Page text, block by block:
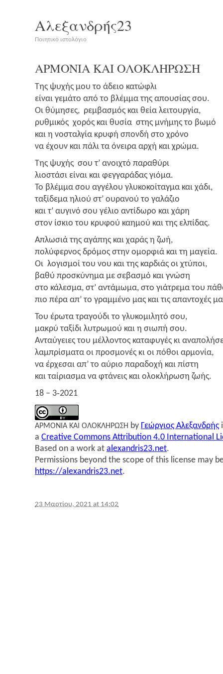
Αλεξανδρής23
Ποιητικό ιστολόγιο
ΑΡΜΟΝΙΑ ΚΑΙΟΛΟΚΛΗΡΩΣΗ
Της ψυχής μου το άδειο κατώ­φλι
είναι γεμά­το από το βλέμ­μα της απου­σί­ας σου.
Οι θύμη­σες, ρεμ­βα­σμός και θεία λει­τουρ­γία,
ρυθ­μι­κός χορός και θυσία στης μνή­μης το βωμό
και η νοσταλ­γία κρυ­φή σπον­δή στο χρό­νο
να έχουν και πάλι τα όνει­ρα αρχή και χρώμα.
Της ψυχής σου τ’ ανοι­χτό παρα­θύ­ρι
λιο­στά­σι είναι και φεγ­γα­ρά­δας γιό­μα.
Το βλέμ­μα σου αγγέ­λου γλυ­κο­κοί­ταγ­μα και χάδι,
ταξί­δε­μα ηλιού στ’ ουρα­νού το γαλά­ζιο
και τ’ αυγι­νό σου γέλιο αντί­δω­ρο και χάρη
στον ίσκιο του κρυ­φού καη­μού και της ελπίδας.
Απλω­σιά της αγά­πης και χαράς η ζωή,
πολύ­φερ­νος δρό­μος στην ομορ­φιά και τη μαγεία.
Οι λογι­σμοί του νου και της καρ­διάς οι χτύ­ποι,
βαθύ προ­σκύ­νη­μα με σεβα­σμό και γνώ­ση
στο κάλε­σμα, στ’ αντά­μω­μα, στο γιά­τρε­μα του
πιο πέρα απ’ το γραμ­μέ­νο μας και τις απα­ντο­χές
Του έρω­τα τρα­γού­δι το γλυ­κο­μι­λη­τό σου,
μακρύ ταξί­δι λυτρω­μού και η σιω­πή σου.
Ανταύ­γειες του μέλ­λο­ντος κατα­φυ­γές κι
λαμπρί­σμα­τα οι προ­σμο­νές κι οι πόθοι αρμο­νία,
να έρχε­σαι απ’ το αύριο παρα­δο­χή και πίστη
και ταί­ρια­σμα να φτά­νεις και ολο­κλή­ρω­ση ζωής.
18 – 3‑2021
ΑΡΜΟΝΙΑ ΚΑΙ ΟΛΟΚΛΗΡΩΣΗ by Γεώρ­γιος Αλε­ξαν­δρής
a Creative Commons Attribution 4.0 International
Based on a work at alexandris23.net.
Permissions beyond the scope of this license may
https://alexandris23.net.
23 Μαρτίου, 2021 at 14:02